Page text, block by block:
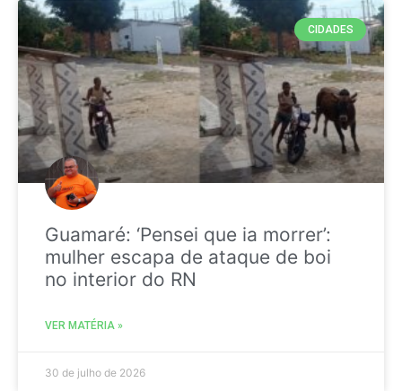
CIDADES
Guamaré: ‘Pensei que ia morrer’:
mulher escapa de ataque de boi
no interior do RN
VER MATÉRIA »
30 de julho de 2026